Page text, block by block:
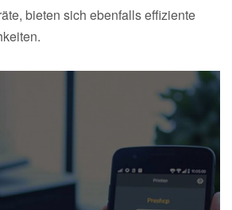
bieten sich ebenfalls effiziente